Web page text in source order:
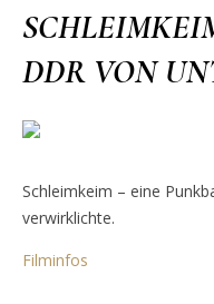
DDR VON
Schleimkeim – eine
verwirklichte.
Filminfos